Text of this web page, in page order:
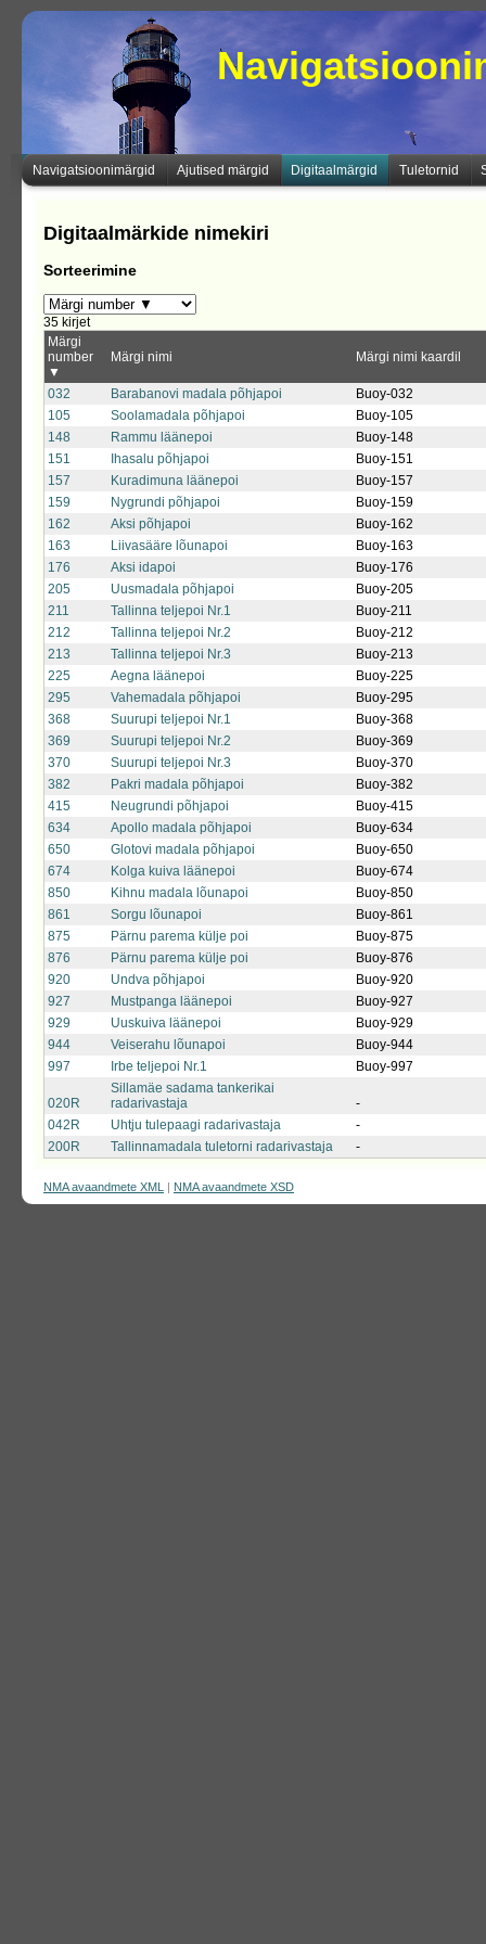
Navigatsioonimärgid Ajutised märgid Digitaalmärgid Tuletornid
Digitaalmärkide nimekiri
Sorteerimine
35 kirjet
Märgi
number
▼
Märgi nimi Märgi nimi kaardil
032 Barabanovi madala põhjapoi
Buoy-032
105
Soolamadala põhjapoi
Buoy-105
148
Rammu läänepoi
Buoy-148
151
Ihasalu põhjapoi
Buoy-151
157
Kuradimuna läänepoi
Buoy-157
159
Nygrundi põhjapoi
Buoy-159
162
Aksi põhjapoi
Buoy-162
163
Liivasääre lõunapoi
Buoy-163
176
Aksi idapoi
Buoy-176
205
Uusmadala põhjapoi
Buoy-205
211
Tallinna teljepoi Nr.1
Buoy-211
212
Tallinna teljepoi Nr.2
Buoy-212
213
Tallinna teljepoi Nr.3
Buoy-213
225
Aegna läänepoi
Buoy-225
295
Vahemadala põhjapoi
Buoy-295
368
Suurupi teljepoi Nr.1
Buoy-368
369
Suurupi teljepoi Nr.2
Buoy-369
370
Suurupi teljepoi Nr.3
Buoy-370
382
Pakri madala põhjapoi
Buoy-382
415
Neugrundi põhjapoi
Buoy-415
634
Apollo madala põhjapoi
Buoy-634
650
Glotovi madala põhjapoi
Buoy-650
674
Kolga kuiva läänepoi
Buoy-674
850
Kihnu madala lõunapoi
Buoy-850
861
Sorgu lõunapoi
Buoy-861
875
Pärnu parema külje poi
Buoy-875
876
Pärnu parema külje poi
Buoy-876
920
Undva põhjapoi
Buoy-920
927
Mustpanga läänepoi
Buoy-927
929
Uuskuiva läänepoi
Buoy-929
944
Veiserahu lõunapoi
Buoy-944
997
Irbe teljepoi Nr.1 Buoy-997
020R
Sillamäe sadama tankerikai
radarivastaja
-
042R
Uhtju tulepaagi radarivastaja
-
200R
Tallinnamadala tuletorni radarivastaja -
NMA avaandmete XML | NMA avaandmete XSD